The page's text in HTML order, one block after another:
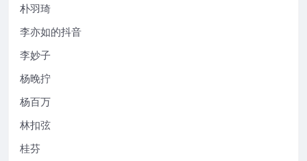
朴羽琦
李亦如的抖音
李妙子
杨晚拧
杨百万
林扣弦
桂芬